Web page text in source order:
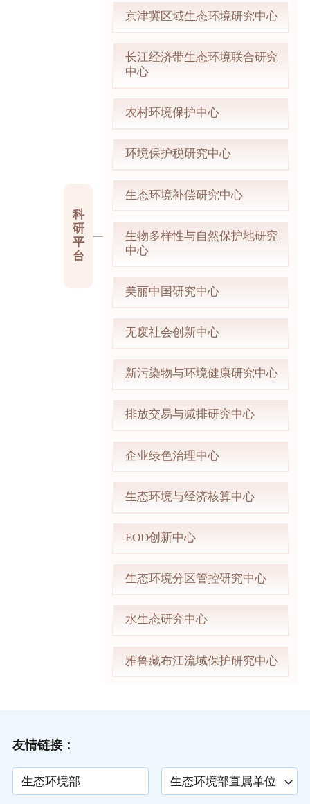
科
研
平
台
京津冀区域生态环境研究中心
长江经济带生态环境联合研究
中心
农村环境保护中心
环境保护税研究中心
生态环境补偿研究中心
生物多样性与自然保护地研究
中心
美丽中国研究中心
无废社会创新中心
新污染物与环境健康研究中心
排放交易与减排研究中心
企业绿色治理中心
生态环境与经济核算中心
EOD创新中心
生态环境分区管控研究中心
水生态研究中心
雅鲁藏布江流域保护研究中心
友情链接：
生态环境部 生态环境部直属单位